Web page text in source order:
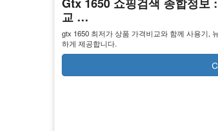
교 …
gtx 1650 최저가 상품 가격비교와 함께 사용기,
하게 제공합니다.